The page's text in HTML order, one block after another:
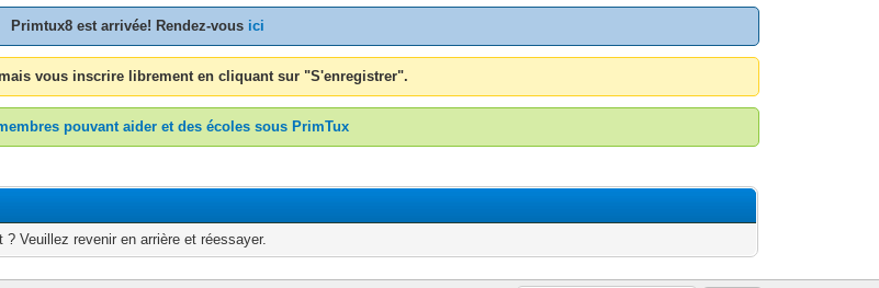
Primtux8 est arrivée! Rendez-vous ici
vous inscrire librement en cliquant sur "S'enregistrer".
pouvant aider et des écoles sous PrimTux
Veuillez revenir en arrière et réessayer.